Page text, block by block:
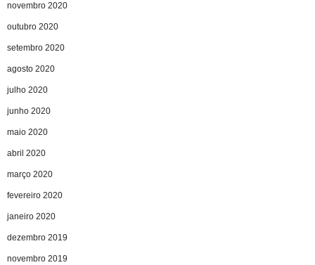
novembro 2020
outubro 2020
setembro 2020
agosto 2020
julho 2020
junho 2020
maio 2020
abril 2020
março 2020
fevereiro 2020
janeiro 2020
dezembro 2019
novembro 2019